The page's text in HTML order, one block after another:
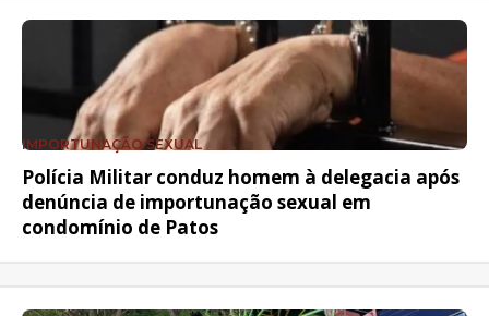
IMPORTUNAÇÃO SEXUAL
Polícia Militar conduz homem à delegacia após
denúncia de importunação sexual em
condomínio de Patos